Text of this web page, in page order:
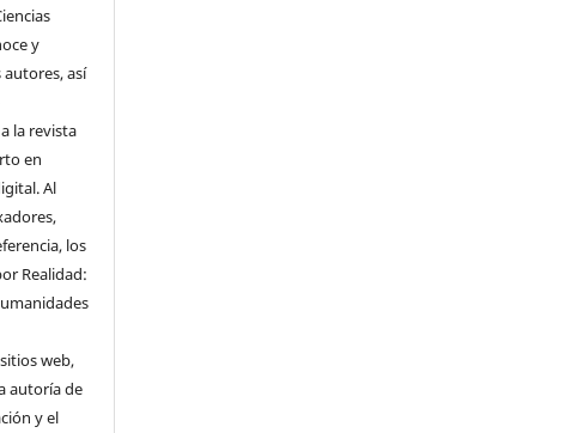
y
así
la revista
en
Al
los
Realidad:
web,
autoría de
y el